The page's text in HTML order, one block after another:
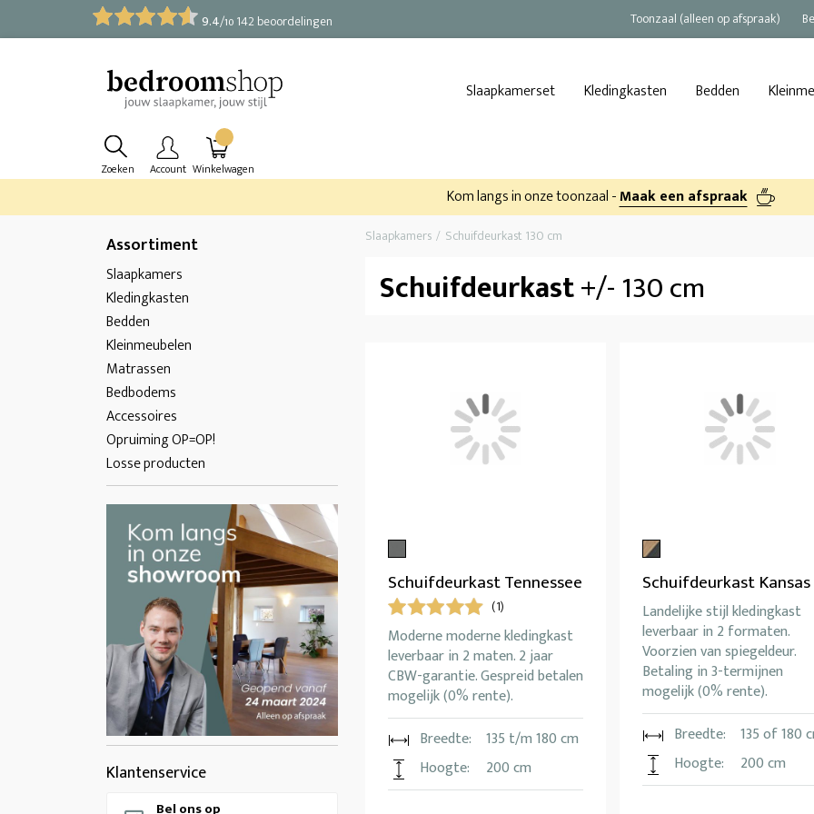
9.4/10 142 beoordelingen Toonzaal (alleen op afspraak)
Slaapkamerset Kledingkasten Bedden
Zoeken Account Winkelwagen
Kom langs in onze toonzaal -Maak een afspraak
Assortiment
Slaapkamers
Kledingkasten
Bedden
Kleinmeubelen
Matrassen
Bedbodems
Accessoires
Opruiming OP=OP!
Losse producten
Klantenservice
Bel ons op
Slaapkamers Schuifdeurkast 130 cm
Schuifdeurkast+/- 130 cm
Schuifdeurkast Tennessee
(1)
Moderne moderne kledingkast
leverbaar in 2 maten. 2 jaar
CBW-garantie. Gespreid betalen
mogelijk (0% rente).
Breedte:
135 t/m 180 cm
Hoogte:
200 cm
Schuifdeurkast Kansas
Landelijke stijl kledingkast
leverbaar in 2 formaten.
Voorzien van spiegeldeur.
Betaling in 3-termijnen
mogelijk (0% rente).
Breedte:
135 of 180
Hoogte:
200 cm